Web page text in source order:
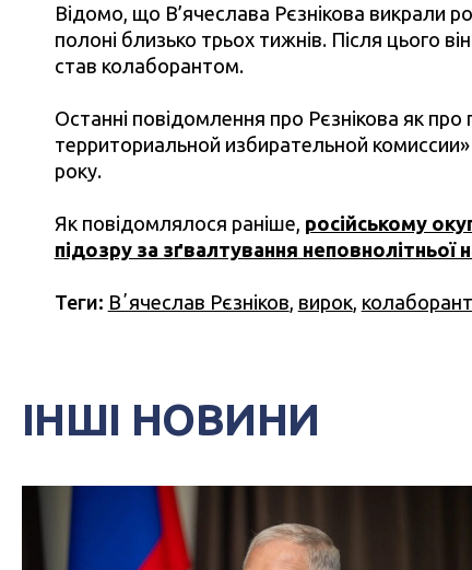
Відомо, що В’ячеслава Рєзнікова викрали
полоні близько трьох тижнів. Після цього
став колаборантом.
Останні повідомлення про Рєзнікова як
территориальной избирательной
року.
Як повідомлялося раніше, російському
підозру за зґвалтування
Теги: Вʼячеслав Рєзніков, вирок, колаборант
ІНШІ НОВИНИ